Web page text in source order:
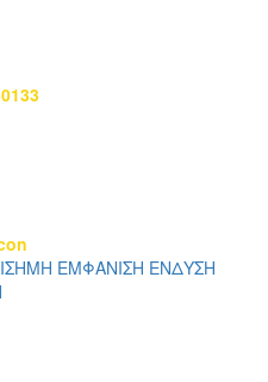
ΕΜΦΑΝΙΣΗ ΕΝΔΥΣΗ